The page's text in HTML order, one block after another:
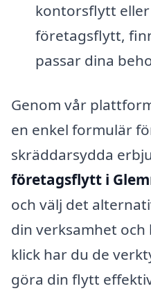
kontorsflytt
företagsflytt,
passar dina
Genom vår
en enkel formulär
skräddarsydda
företagsflytt i
och välj det
din verksamhet
klick har du de
göra din flytt